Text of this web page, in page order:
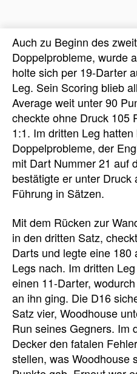
Auch zu Beginn des
Doppelprobleme, wurde
holte sich per 19-Darter
Leg. Sein Scoring blieb
Average weit unter 90
checkte ohne Druck 105
1:1. Im dritten Leg
Doppelprobleme, der
mit Dart Nummer 21 auf
bestätigte er unter Druck
Führung in Sätzen.
Mit dem Rücken zur
in den dritten Satz,
Darts und legte eine 180
Legs nach. Im dritten
einen 11-Darter,
an ihn ging. Die D16
Satz vier, Woodhouse
Run seines Gegners. Im
Decker den fatalen
stellen, was Woodhouse